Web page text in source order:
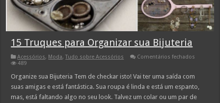
15 Truques para Organizar sua Bijuteria
Acessórios, Moda,Tudo sobre Acessórios Comentários fechados
sua
Bijuteria
489
Organize sua Bijuteria Tem de checkar isto! Vai ter uma saída com
suas amigas e está fantástica. Sua roupa é linda e está um espanto,
mas, está faltando algo no seu look. Talvez um colar ou um par de